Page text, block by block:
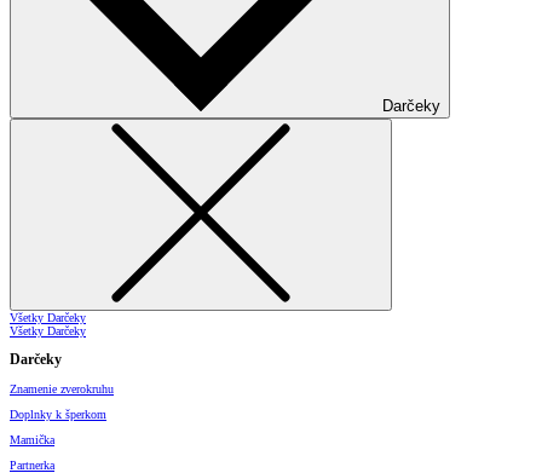
Darčeky
Všetky Darčeky
Všetky Darčeky
Darčeky
Znamenie zverokruhu
Doplnky k šperkom
Mamička
Partnerka